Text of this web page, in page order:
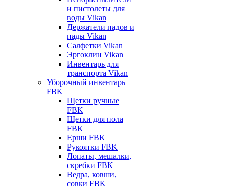
и пистолеты для
воды Vikan
Держатели падов и
пады Vikan
Салфетки Vikan
Эргоклин Vikan
Инвентарь для
транспорта Vikan
Уборочный инвентарь
FBK
Щетки ручные
FBK
Щетки для пола
FBK
Ерши FBK
Рукоятки FBK
Лопаты, мешалки,
скребки FBK
Ведра, ковши,
совки FBK